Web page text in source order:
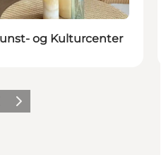
og Kulturcenter
Neste